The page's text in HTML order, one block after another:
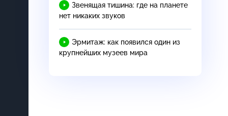
Звенящая тишина: где на планете
нет никаких звуков
Эрмитаж: как появился один из
крупнейших музеев мира